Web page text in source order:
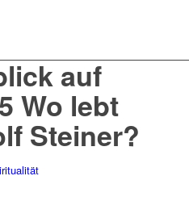
auf
Wo lebt
Steiner?